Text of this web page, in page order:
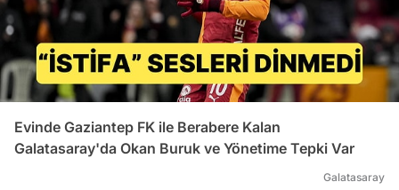
Evinde Gaziantep FK ile Berabere Kalan
Galatasaray'da Okan Buruk ve Yönetime Tepki Var
Galatasaray